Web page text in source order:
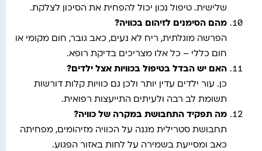
שלישית. טיפול נכון יכול להפחית את הסיכון לצלקת.
מהם הסימנים לזיהום בכוויה?
הפרשה מוגלתית, ריח לא נעים, כאב גובר, חום מקומי או
חום כללי – כל אלו מצריכים בדיקת רופא.
האם יש הבדל בטיפול בכוויות אצל ילדים?
כן. עור ילדים עדין יותר ולכן גם כוויות קלות דורשות
תשומת לב רבה ולעיתים התייעצות רפואית.
מה תפקיד התחבושת במקרה של כוויה?
תחבושת סטרילית מגנה על הכוויה מזיהומים, מפחיתה
כאב ומסייעת בשמירה על לחות באזור הפגוע.